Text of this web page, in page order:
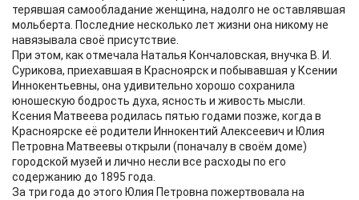
терявшая самообладание женщина, надолго не оставлявшая
мольберта. Последние несколько лет жизни она никому не
навязывала своё присутствие.
При этом, как отмечала Наталья Кончаловская, внучка В. И.
Сурикова, приехавшая в Красноярск и побывавшая у Ксении
Иннокентьевны, она удивительно хорошо сохранила
юношескую бодрость духа, ясность и живость мысли.
Ксения Матвеева родилась пятью годами позже, когда в
Красноярске её родители Иннокентий Алексеевич и Юлия
Петровна Матвеевы открыли (поначалу в своём доме)
городской музей и лично несли все расходы по его
содержанию до 1895 года.
За три года до этого Юлия Петровна пожертвовала на